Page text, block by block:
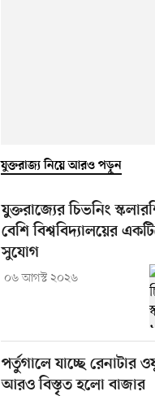
যুক্তরাজ্য নিয়ে আরও পড়ুন
যুক্তরাজ্যের চিভনিং
বেশি বিশ্ববিদ্যালয়ের
সুযোগ
০৬ আগস্ট ২০২৬
পর্তুগালে যাচ্ছে রেনাটার
আরও বিস্তৃত হলো বাজার